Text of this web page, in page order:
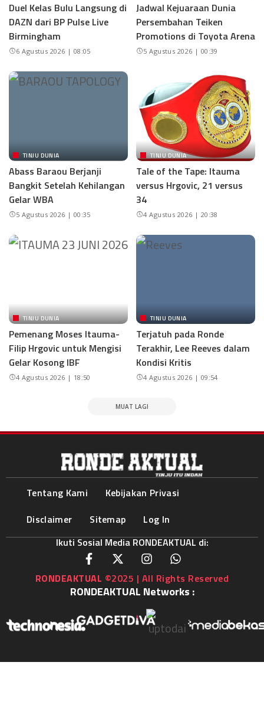
Duel Kelas Bulu Langsung di
DAZN dari BP Pulse Live
Birmingham
6 Agustus 2026 | 08:05
Jadwal Kejuaraan Dunia
Persembahan Teiken
Promotions di Toyota Arena
5 Agustus 2026 | 00:39
TINJU DUNIA
Abass Baraou Berjanji
Bangkit Setelah Kehilangan
Gelar WBA
5 Agustus 2026 | 00:35
TINJU DUNIA
Tale of the Tape: Itauma
versus Hrgovic, 21 versus
34
4 Agustus 2026 | 20:38
TINJU DUNIA
Pemenang Moses Itauma-
Filip Hrgovic untuk Mengisi
Gelar Kosong IBF
4 Agustus 2026 | 18:50
TINJU DUNIA
Terjatuh pada Ronde
Terakhir, Lee Reeves dalam
Kondisi Kritis
4 Agustus 2026 | 09:54
MUAT LAGI
Tentang Kami
Kebijakan Privasi
Disclaimer
Sitemap
Log In
Ikuti Sosial Media RONDEAKTUAL di:
RONDEAKTUAL ©2025 | All Rights Reserved
RONDEAKTUAL Networks :